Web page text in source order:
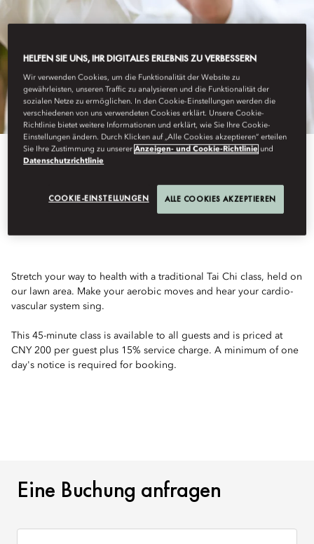
View All
TAI CHI ON THE LAWN
Stretch your way to health with a traditional Tai Chi class, held on
our lawn area. Make your aerobic moves and hear your cardio-
vascular system sing.
This 45-minute class is available to all guests and is priced at
CNY 200 per guest plus 15% service charge. A minimum of one
day's notice is required for booking.
EINE BUCHUNG
Eine Buchung anfragen
HELFEN SIE UNS, IHR DIGITALES ERLEBNIS ZU VERBESSERN
Wir verwenden Cookies, um die Funktionalität der Website zu
gewährleisten, unseren Traffic zu analysieren und die Funktionalität der
sozialen Netze zu ermöglichen. In den Cookie-Einstellungen werden die
verschiedenen von uns verwendeten Cookies erklärt. Unsere Cookie-
Richtlinie bietet weitere Informationen und erklärt, wie Sie Ihre Cookie-
Einstellungen ändern. Durch Klicken auf „Alle Cookies akzeptieren“ erteilen
Sie Ihre Zustimmung zu unsererAnzeigen- und Cookie-Richtlinie und
Datenschutzrichtlinie
COOKIE-EINSTELLUNGEN ALLE COOKIES AKZEPTIEREN